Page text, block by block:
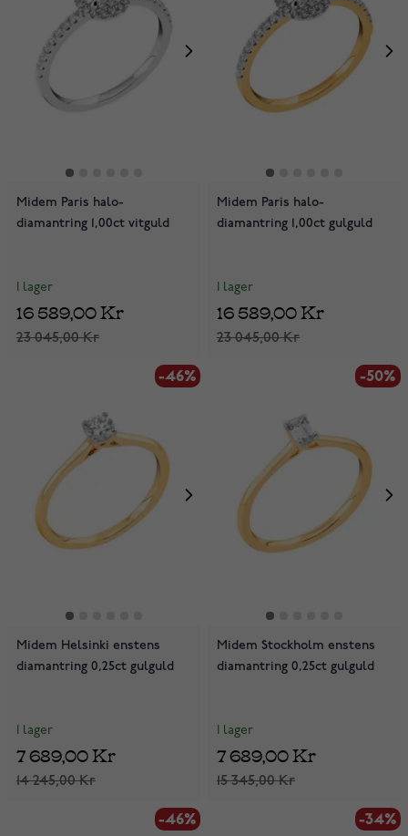
Midem Paris halo-
diamantring 1,00ct vitguld
I lager
23 045,00 Kr
16 589,00 Kr
Midem Paris halo-
diamantring 1,00ct gulguld
I lager
23 045,00 Kr
16 589,00 Kr
-46%
Midem Helsinki enstens
diamantring 0,25ct gulguld
I lager
14 245,00 Kr
7 689,00 Kr
-50%
Midem Stockholm enstens
diamantring 0,25ct gulguld
I lager
15 345,00 Kr
7 689,00 Kr
-46% -34%